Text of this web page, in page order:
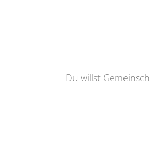
Du willst